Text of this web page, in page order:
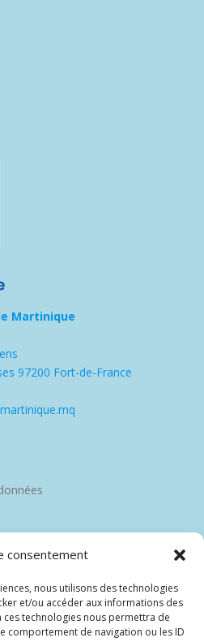
consentement
nous utilisons des technologies
et/ou accéder aux informations des
technologies nous permettra de
comportement de navigation ou les ID
Martinique
97200 Fort-de-France